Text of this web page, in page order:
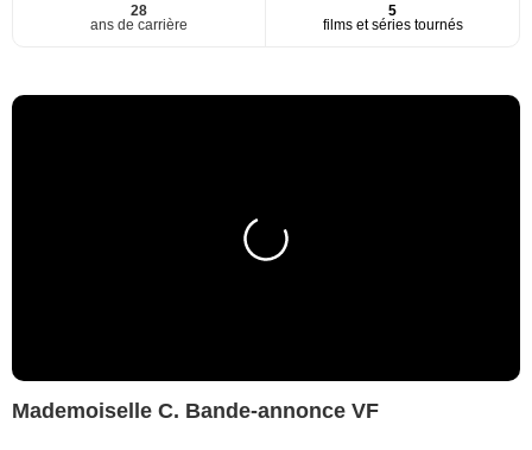
28
ans de carrière
5
films et séries tournés
Mademoiselle C. Bande-annonce VF